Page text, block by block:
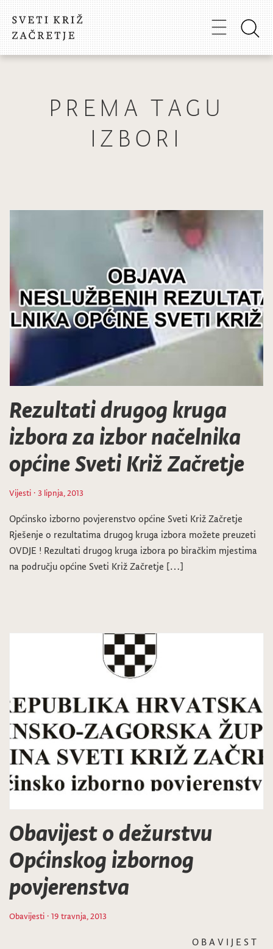
PREMA TAGU
IZBORI
Rezultati drugog kruga
izbora za izbor načelnika
općine Sveti Križ Začretje
Vijesti · 3 lipnja, 2013
Općinsko izborno povjerenstvo općine Sveti Križ Začretje
Rješenje o rezultatima drugog kruga izbora možete preuzeti
OVDJE ! Rezultati drugog kruga izbora po biračkim mjestima
na području općine Sveti Križ Začretje […]
Obavijest o dežurstvu
Općinskog izbornog
povjerenstva
Obavijesti · 19 travnja, 2013
O B A V I J E S T